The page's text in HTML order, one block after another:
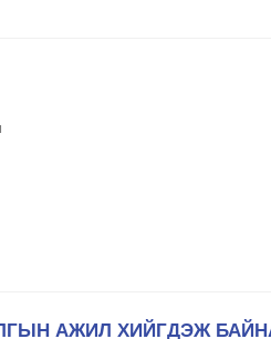
АЖИЛ ХИЙГДЭЖ